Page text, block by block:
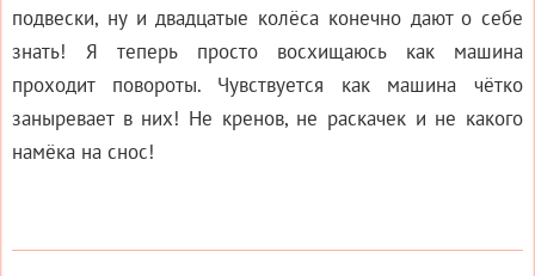
подвески, ну и двадцатые колёса конечно дают о себе
знать! Я теперь просто восхищаюсь как машина
проходит повороты. Чувствуется как машина чётко
заныревает в них! Не кренов, не раскачек и не какого
намёка на снос!